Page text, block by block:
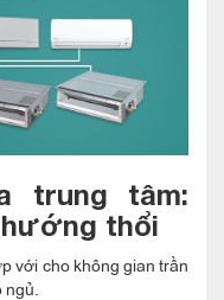
trung tâm:
thổi
với cho không gian trần